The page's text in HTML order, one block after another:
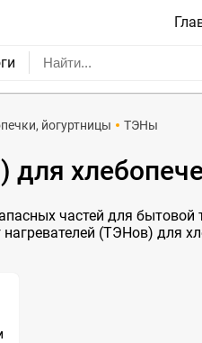
йогуртницы ТЭНы
частей для бытовой
(ТЭНов) для